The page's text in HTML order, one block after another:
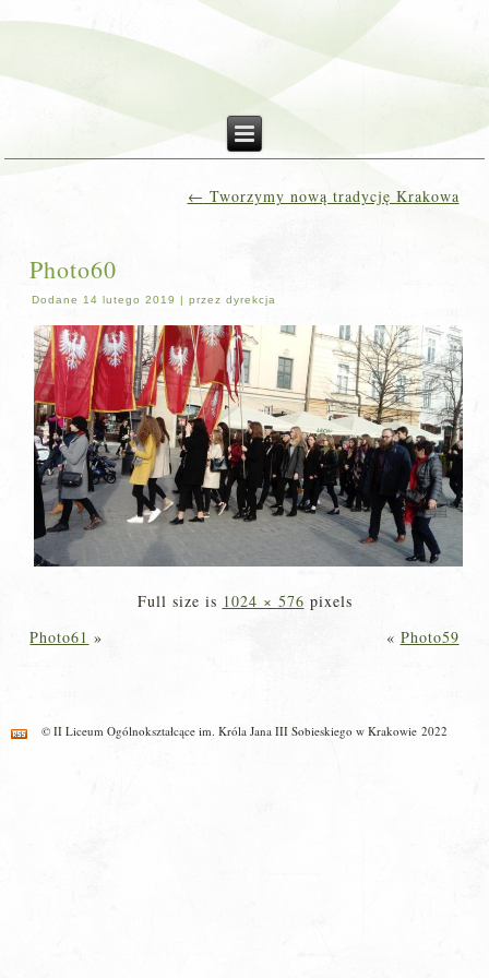
← Tworzymy nową tradycję Krakowa
Photo60
Dodane 14 lutego 2019 |przez dyrekcja
Full size is 1024 × 576 pixels
Photo61 » « Photo59
© II Liceum Ogólnokształcące im. Króla Jana III Sobieskiego w Krakowie 2022